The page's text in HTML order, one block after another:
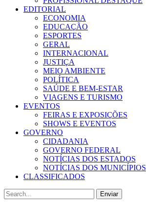
EDITORIAL
ECONOMIA
EDUCAÇÃO
ESPORTES
GERAL
INTERNACIONAL
JUSTIÇA
MEIO AMBIENTE
POLÍTICA
SAÚDE E BEM-ESTAR
VIAGENS E TURISMO
EVENTOS
FEIRAS E EXPOSIÇÕES
SHOWS E EVENTOS
GOVERNO
CIDADANIA
GOVERNO FEDERAL
NOTÍCIAS DOS ESTADOS
NOTÍCIAS DOS MUNICÍPIOS
CLASSIFICADOS
Enviar